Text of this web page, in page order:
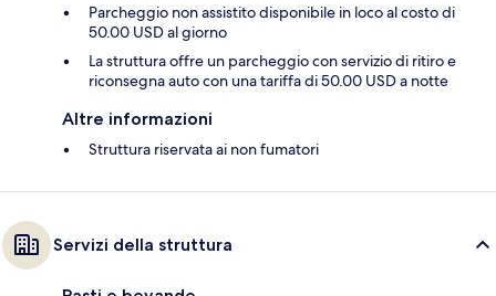
Parcheggio non assistito disponibile in loco al costo di
50.00 USD al giorno
La struttura offre un parcheggio con servizio di ritiro e
riconsegna auto con una tariffa di 50.00 USD a notte
Altre informazioni
Struttura riservata ai non fumatori
Servizi della struttura